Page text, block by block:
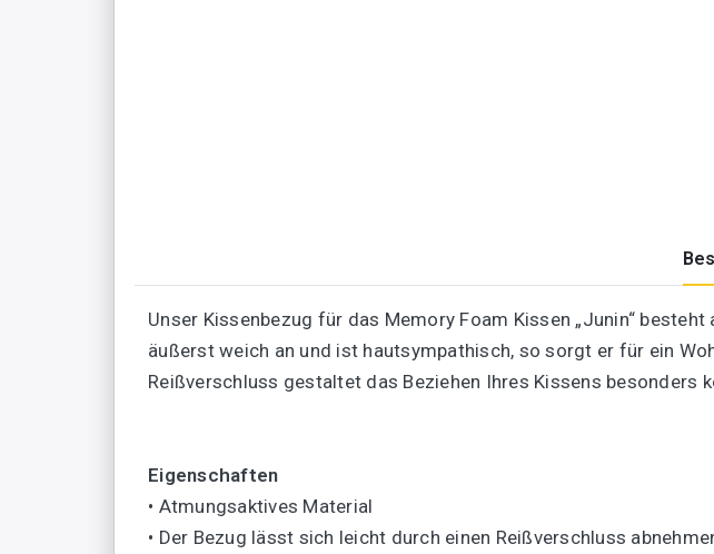
Unser Kissenbezug für das Memory Foam Kissen „Junin“
äußerst weich an und ist hautsympathisch, so sorgt er für ein
Reißverschluss gestaltet das Beziehen Ihres Kissens besonders
Eigenschaften
• Atmungsaktives Material
• Der Bezug lässt sich leicht durch einen Reißverschluss